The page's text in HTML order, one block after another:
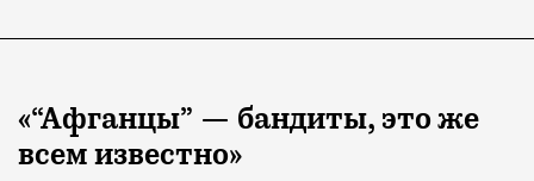
«“Афганцы” — бандиты, это же
всем известно»